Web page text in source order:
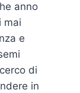
anno
mai
e
di
in